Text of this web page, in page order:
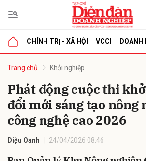
CHÍNH TRỊ - XÃ HỘI VCCI DOANH
Trang chủ Khởi nghiệp
Phát động cuộc thi
đổi mới sáng tạo nông
công nghệ cao 2026
Diệu Oanh 24/04/2026 08:46
luận